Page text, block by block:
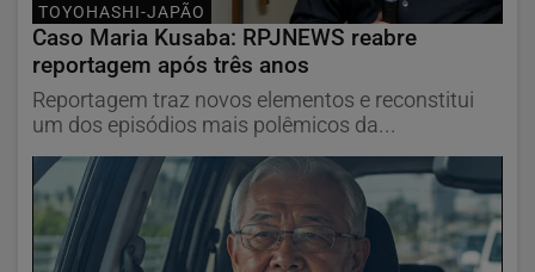
TOYOHASHI-JAPÃO
Caso Maria Kusaba: RPJNEWS reabre
reportagem após três anos
Reportagem traz novos elementos e reconstitui
um dos episódios mais polêmicos da...